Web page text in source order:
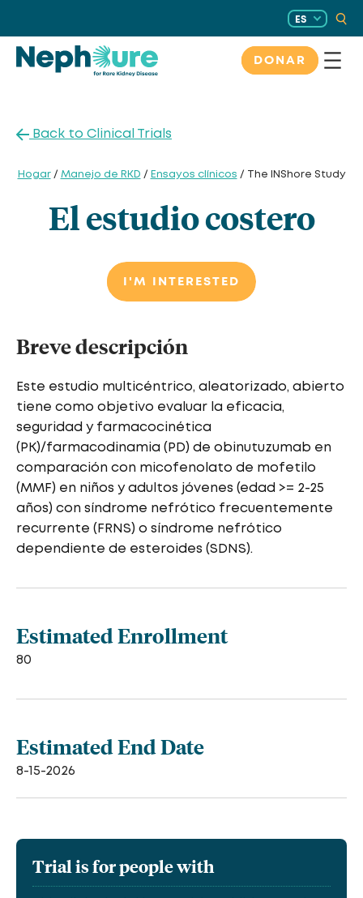
contenido
ES
DONAR
Back to Clinical Trials
Hogar/ Manejo de RKD / Ensayos clínicos / The INShore Study
El estudio costero
I'M INTERESTED
Breve descripción
Este estudio multicéntrico, aleatorizado, abierto
tiene como objetivo evaluar la eficacia,
seguridad y farmacocinética
(PK)/farmacodinamia (PD) de obinutuzumab en
comparación con micofenolato de mofetilo
(MMF) en niños y adultos jóvenes (edad >= 2-25
años) con síndrome nefrótico frecuentemente
recurrente (FRNS) o síndrome nefrótico
dependiente de esteroides (SDNS).
Estimated Enrollment
80
Estimated End Date
8-15-2026
Trial is for people with